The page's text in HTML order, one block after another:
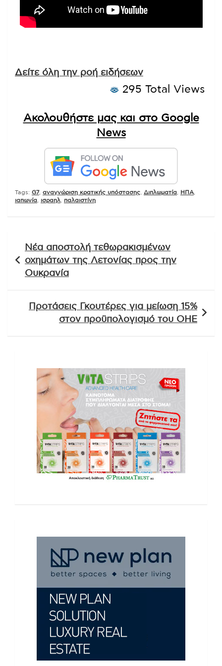
Δείτε όλη την ροή ειδήσεων
295 Total Views
Ακολουθήστε μας και στο Google
News
Tags: G7, αναγνώριση κρατικής υπόστασης Διπλωματία ΗΠΑ
ιαπωνία
ισραηλ παλαιστίνη
άρθρων
Νέα αποστολή τεθωρακισμένων
οχημάτων της Λετονίας προς την
Ουκρανία
Προτάσεις Γκουτέρες για μείωση 15%
στον προϋπολογισμό του ΟΗΕ